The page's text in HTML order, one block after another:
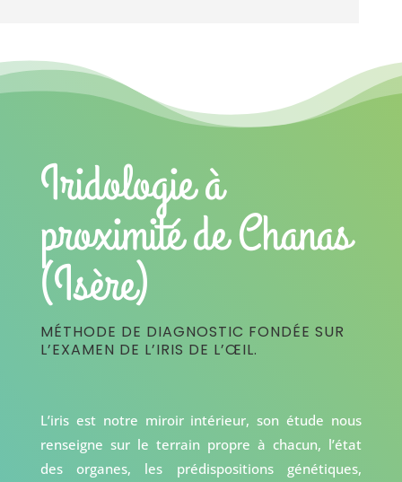
Iridologie à
proximité de Chanas
(Isère)
MÉTHODE DE DIAGNOSTIC FONDÉE SUR
L’EXAMEN DE L’IRIS DE L’ŒIL.
L’iris est notre miroir intérieur, son étude nous
renseigne sur le terrain propre à chacun, l’état
des organes, les prédispositions génétiques,